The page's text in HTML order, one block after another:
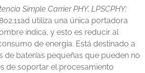
Simple Carrier PHY, LPSCPHY:
utiliza una única portadora
indica, y esto es reducir al
de energía. Está destinado a
de baterías pequeñas que pueden no
de soportar el procesamiento